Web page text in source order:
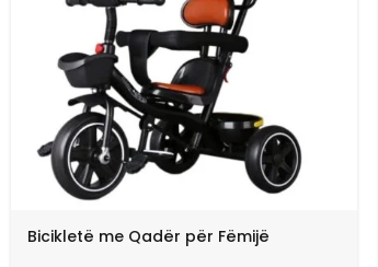
Bicikletë me Qadër për Fëmijë